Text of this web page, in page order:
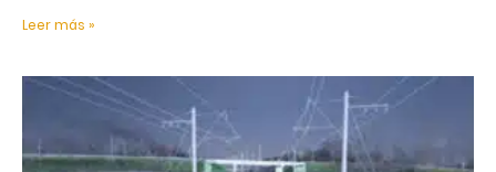
Leer más »